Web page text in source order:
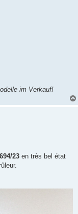
im Verkauf!
694/23en très bel état